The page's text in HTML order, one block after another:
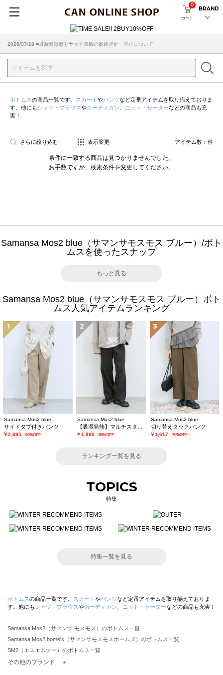
カート
0
BRAND
2026/07/29 ■【お知らせ】ヤマト運輸の配送遅延・停止について
2026/03/18 ■店舗受け取りサービスのご案内
ボトムスの商品一覧です。 スカート やパンツなど定番アイテムを取り揃えておりま
す。他にもシャツ・ブラウスやカーディガン ニット・セーターなどの商品も充
実！
さらに絞り込む 表示変更 アイテム数： 件
条件に一致する商品は見つかりませんでした。
お手数ですが、検索条件を変更してください。
Samansa Mos2 blue（サマンサモスモス ブルー）/ボト
ムスを使ったスナップ
もっと見る
Samansa Mos2 blue（サマンサモスモス ブルー）ボト
ムス人気アイテムランキング
1
Samansa Mos2 blue
サイドタブ付きパンツ
￥2,695 -50%OFF-
2
Samansa Mos2 blue
￥1,980 -50%OFF-
3
Samansa Mos2 blue
切り替えタックパンツ
￥1,617 -70%OFF-
ランキング一覧を見る
TOPICS
特集
特集一覧を見る
ボトムスの商品一覧です。 スカート やパンツなど定番アイテムを取り揃えておりま
す。他にもシャツ・ブラウスやカーディガン ニット・セーターなどの商品も充実！
Samansa Mos2（サマンサ モスモス）のボトムス一覧
Samansa Mos2 home's（サマンサモスモスホームズ）のボトムス一覧
SM2（エスエムツー）のボトムス一覧
TSUHARU by Samansa Mos2（ツハルバイサマンサモスモス）のボトムス一覧
その他のブランド ＋